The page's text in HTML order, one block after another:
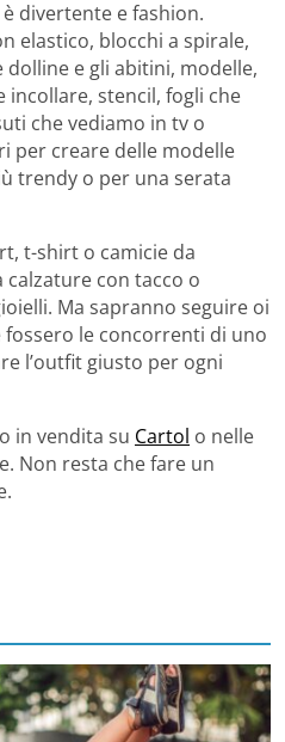
divertente e fashion.
elastico, blocchi a spirale,
e gli abitini, modelle,
stencil, fogli che
che vediamo in tv o
per creare delle modelle
trendy o per una serata
t-shirt o camicie da
con tacco o
Ma sapranno seguire oi
fossero le concorrenti di uno
l’outfit giusto per ogni
in vendita su Cartol o nelle
Non resta che fare un